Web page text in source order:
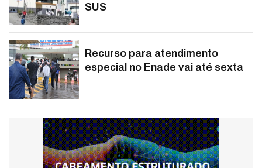
SUS
Recurso para atendimento
especial no Enade vai até sexta